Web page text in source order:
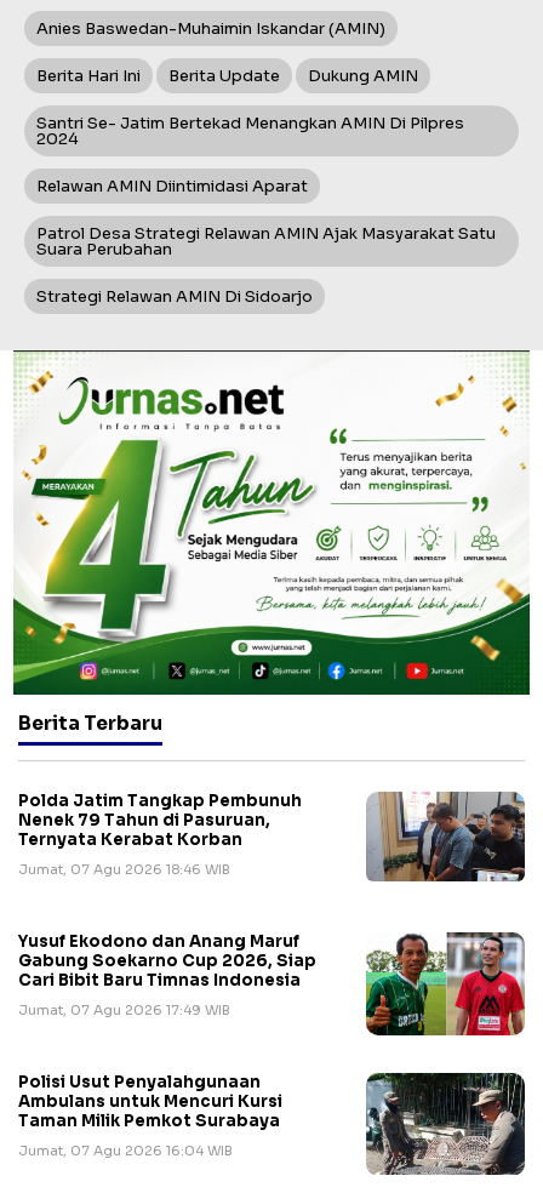
Anies Baswedan-Muhaimin Iskandar (AMIN)
Berita Hari Ini Berita Update Dukung AMIN
Santri Se- Jatim Bertekad Menangkan AMIN Di Pilpres
2024
Relawan AMIN Diintimidasi Aparat
Patrol Desa Strategi Relawan AMIN Ajak Masyarakat Satu
Suara Perubahan
Strategi Relawan AMIN Di Sidoarjo
Berita Terbaru
Polda Jatim Tangkap Pembunuh
Nenek 79 Tahun di Pasuruan,
Ternyata Kerabat Korban
Jumat, 07 Agu 2026 18:46 WIB
Yusuf Ekodono dan Anang Maruf
Gabung Soekarno Cup 2026, Siap
Cari Bibit Baru Timnas Indonesia
Jumat, 07 Agu 2026 17:49 WIB
Polisi Usut Penyalahgunaan
Ambulans untuk Mencuri Kursi
Taman Milik Pemkot Surabaya
Jumat, 07 Agu 2026 16:04 WIB